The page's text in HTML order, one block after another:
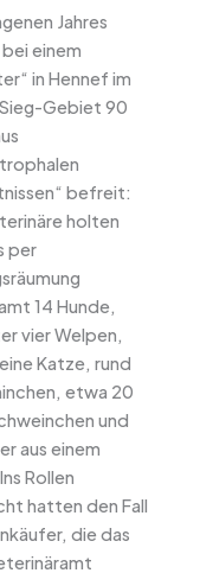
Jahres
einem
in Hennef im
Gebiet 90
befreit:
holten
per
14 Hunde,
vier Welpen,
Katze, rund
etwa 20
und
aus einem
Rollen
hatten den Fall
die das